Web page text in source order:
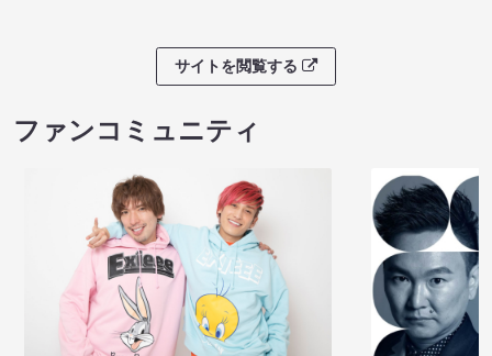
サイトを閲覧する
ファンコミュニティ